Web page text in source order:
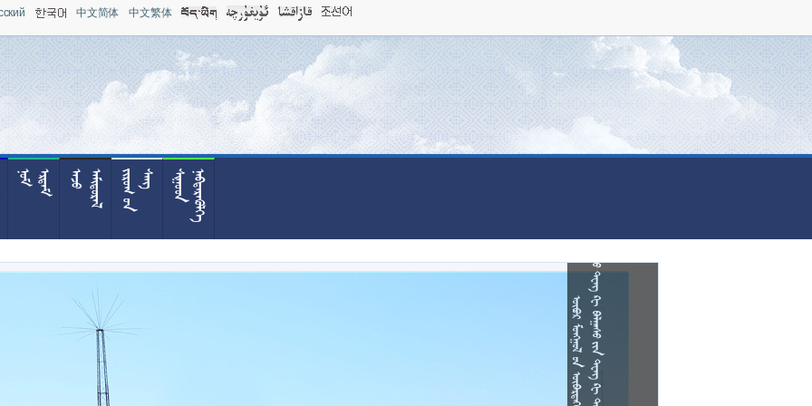
中文简体 中文繁体






  








  







 














